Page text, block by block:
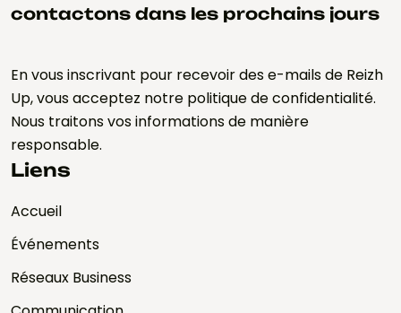
contactons dans les prochains jours
En vous inscrivant pour recevoir des e-mails de Reizh
Up, vous acceptez notre politique de confidentialité.
Nous traitons vos informations de manière
responsable.
Liens
Accueil
Événements
Réseaux Business